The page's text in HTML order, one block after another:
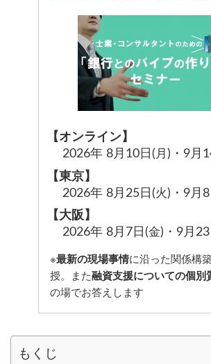
【オンライン】
2026年 8月10日( 月 ) ・9月
【東京】
2026年 8月25日(火) ・9月
【大阪】
2026年 8月7日(金) ・9月
※最新の現場事情に沿った関係構
授。また融資支援についての個別
の場でお答えします
もくじ